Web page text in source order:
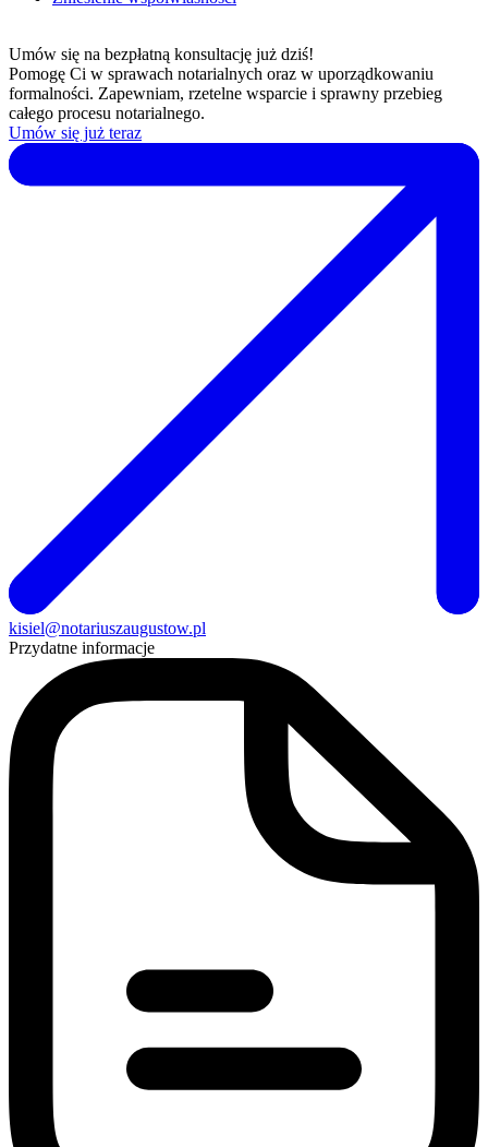
Umów się na bezpłatną konsultację już dziś!
Pomogę Ci w sprawach notarialnych oraz w uporządkowaniu
formalności. Zapewniam, rzetelne wsparcie i sprawny przebieg
całego procesu notarialnego.
Umów się już teraz
kisiel@notariuszaugustow.pl
Przydatne informacje